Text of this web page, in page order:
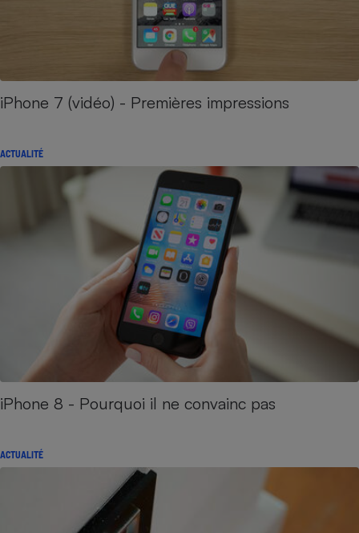
iPhone 7 (vidéo) - Premières impressions
ACTUALITÉ
iPhone 8 - Pourquoi il ne convainc pas
ACTUALITÉ